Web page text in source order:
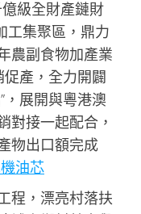
級全財產鏈財
工集聚區，鼎力
農副食物加產業
促產，全力開闢
，展開與粵港澳
對接一起配合，
物出口額完成
油芯
程，漂亮村落扶